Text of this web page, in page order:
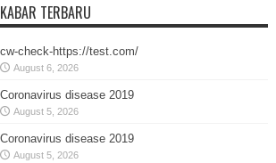
KABAR TERBARU
cw-check-https://test.com/
August 6, 2026
Coronavirus disease 2019
August 5, 2026
Coronavirus disease 2019
August 5, 2026